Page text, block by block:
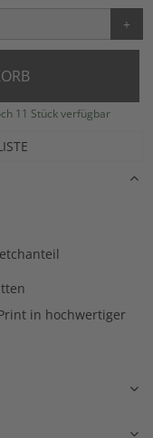
+
11 Stück verfügbar
in hochwertiger